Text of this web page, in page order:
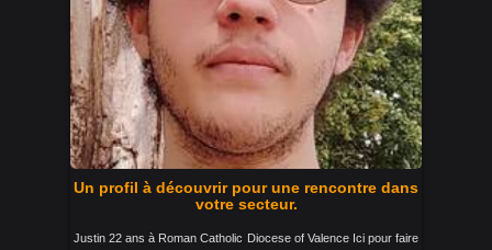
Un profil à découvrir pour une rencontre dans
votre secteur.
Justin 22 ans à Roman Catholic Diocese of Valence Ici pour faire